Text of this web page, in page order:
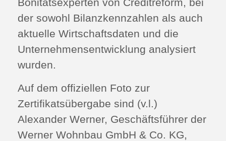
Bonitätsexperten von Creditreform, bei
der sowohl Bilanzkennzahlen als auch
aktuelle Wirtschaftsdaten und die
Unternehmensentwicklung analysiert
wurden.
Auf dem offiziellen Foto zur
Zertifikatsübergabe sind (v.l.)
Alexander Werner, Geschäftsführer der
Werner Wohnbau GmbH & Co. KG,